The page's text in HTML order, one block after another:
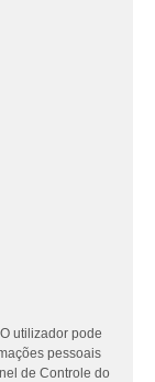
utilizador pode
pessoais
de Controle do